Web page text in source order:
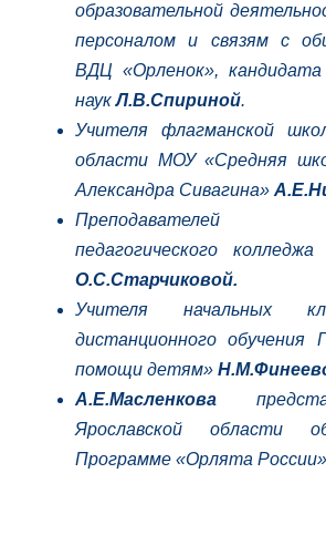
образовательной
персоналом и связям с
ВДЦ «Орленок», кандидата
наукЛ.В.Спириной.
Учителя флагманской
области МОУ «Средняя
Александра Сивагина»
Преподавателей
педагогического
О.С.Старчиковой.
Учителя начальных
дистанционного
помощи детям»
А.Е.Масленкова
Ярославской области
Программе «Орлята